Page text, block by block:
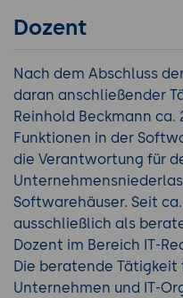
Dozent
Nach dem Abschluss
daran anschließender
Reinhold Beckmann
Funktionen in der
die Verantwortung für
Softwarehäuser. Seit
ausschließlich als
Dozent im Bereich IT-
Die beratende
Unternehmen und IT-